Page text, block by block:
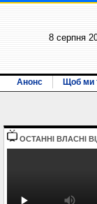
8 серпня
Анонс Щоб ми
ОСТАННI ВЛАСНI